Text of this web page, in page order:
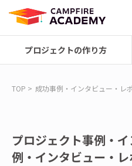
プロジェクトの作り方
TOP 成功事例・インタビュー・レ
プロジェクト事例・
例・インタビュー・